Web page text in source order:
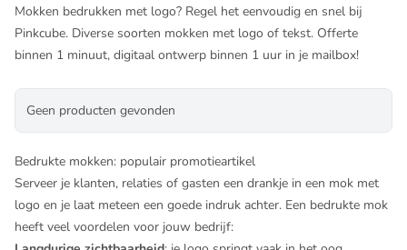
Mokken bedrukken met logo? Regel het eenvoudig en snel bij
Pinkcube. Diverse soorten mokken met logo of tekst. Offerte
binnen 1 minuut, digitaal ontwerp binnen 1 uur in je mailbox!
Geen producten gevonden
Bedrukte mokken: populair promotieartikel
Serveer je klanten, relaties of gasten een drankje in een mok met
logo en je laat meteen een goede indruk achter. Een bedrukte mok
heeft veel voordelen voor jouw bedrijf: